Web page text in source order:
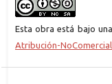
Esta obra está bajo
Atribución-